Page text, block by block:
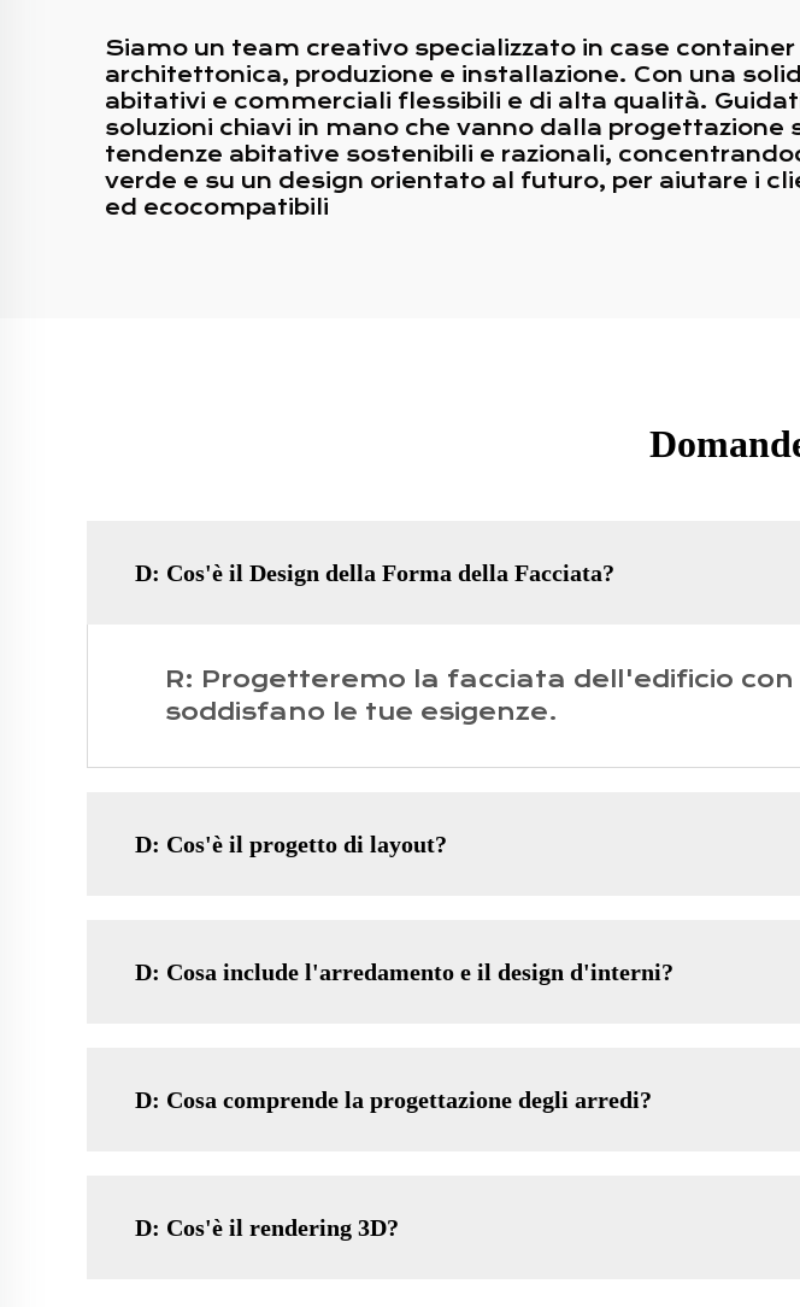
Siamo un team creativo specializzato in case
architettonica, produzione e installazione. Con una
abitativi e commerciali flessibili e di alta qualità.
soluzioni chiavi in mano che vanno dalla
tendenze abitative sostenibili e razionali,
verde e su un design orientato al futuro, per aiutare i
ed ecocompatibili
D: Cos'è il Design della Forma della Facciata?
R: Progetteremo la facciata dell'edificio
soddisfano le tue esigenze.
D: Cos'è il progetto di layout?
D: Cosa include l'arredamento e il design d'interni?
D: Cosa comprende la progettazione degli arredi?
D: Cos'è il rendering 3D?